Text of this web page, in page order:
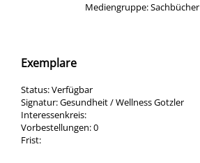
Mediengruppe:Sachbücher
Exemplare
Status:Verfügbar
Signatur:Gesundheit / Wellness Gotzler
Interessenkreis:
Vorbestellungen:0
Frist: